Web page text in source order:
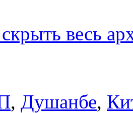
весь
, Душанбе,